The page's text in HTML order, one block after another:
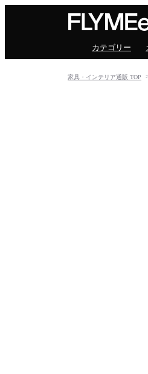
カテゴリー
家具・インテリア通販 TOP